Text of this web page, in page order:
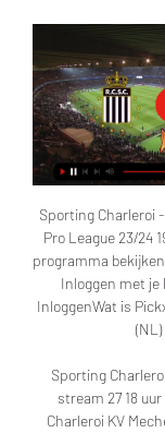
Sporting Charleroi
Pro League 23/24
programma
Inloggen met
InloggenWat is
(NL)
Sporting
stream 27 18
Charleroi KV